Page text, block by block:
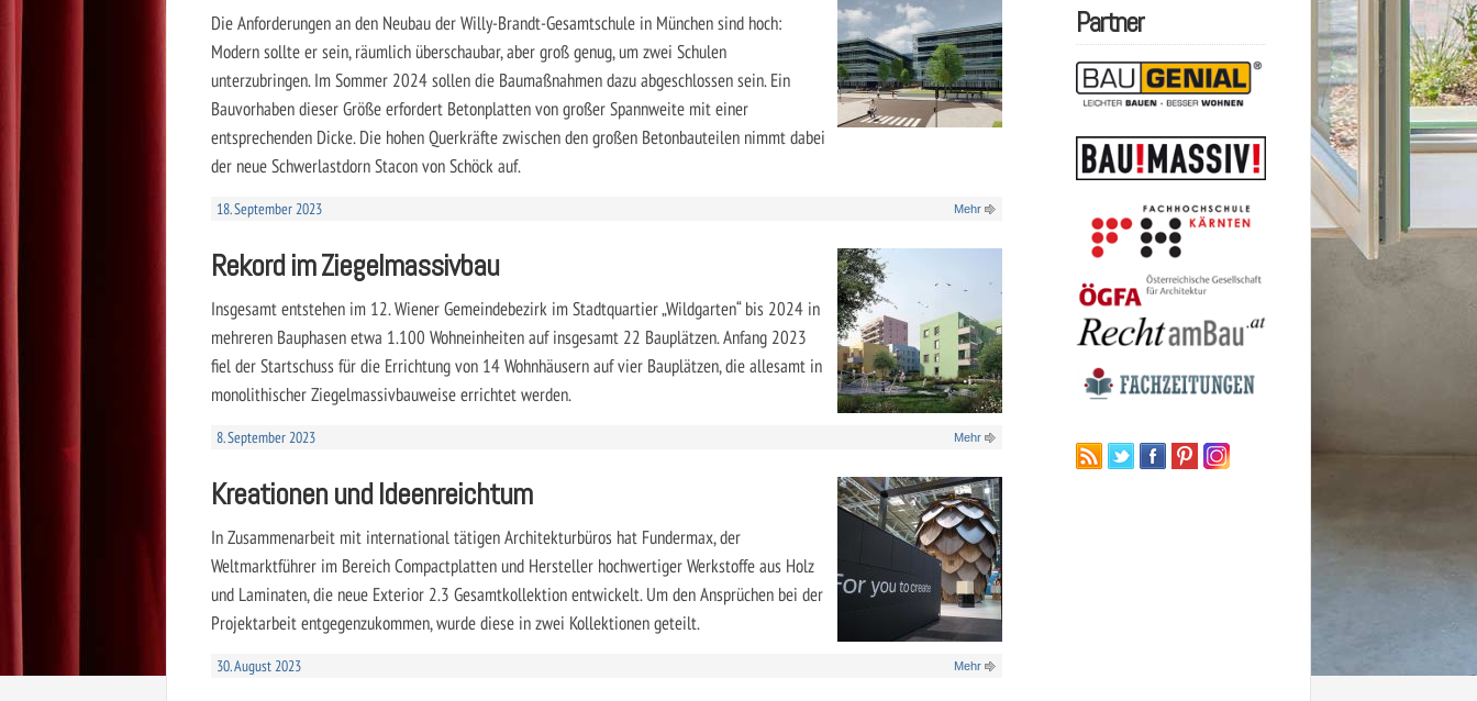
Die Anforderungen an den Neubau der Willy-Brandt-Gesamtschule in München sind hoch:
Modern sollte er sein, räumlich überschaubar, aber groß genug, um zwei Schulen
unterzubringen. Im Sommer 2024 sollen die Baumaßnahmen dazu abgeschlossen sein. Ein
Bauvorhaben dieser Größe erfordert Betonplatten von großer Spannweite mit einer
entsprechenden Dicke. Die hohen Querkräfte zwischen den großen Betonbauteilen nimmt dabei
der neue Schwerlastdorn Stacon von Schöck auf.
18. September 2023 Mehr
Rekord im Ziegelmassivbau
Insgesamt entstehen im 12. Wiener Gemeindebezirk im Stadtquartier „Wildgarten“ bis 2024 in
mehreren Bauphasen etwa 1.100 Wohneinheiten auf insgesamt 22 Bauplätzen. Anfang 2023
fiel der Startschuss für die Errichtung von 14 Wohnhäusern auf vier Bauplätzen, die allesamt in
monolithischer Ziegelmassivbauweise errichtet werden.
8. September 2023 Mehr
Kreationen und Ideenreichtum
In Zusammenarbeit mit international tätigen Architekturbüros hat Fundermax, der
Weltmarktführer im Bereich Compactplatten und Hersteller hochwertiger Werkstoffe aus Holz
und Laminaten, die neue Exterior 2.3 Gesamtkollektion entwickelt. Um den Ansprüchen bei der
Projektarbeit entgegenzukommen, wurde diese in zwei Kollektionen geteilt.
30. August 2023 Mehr
Partner